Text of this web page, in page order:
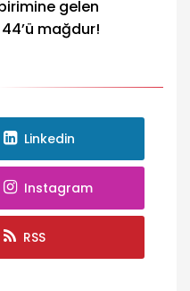
gelen
mağdur!
Linkedin
Instagram
RSS